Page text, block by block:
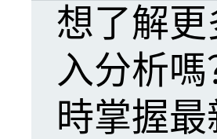
想了解
入分析
時掌握